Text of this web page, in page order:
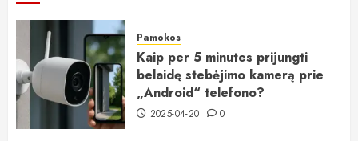
Pamokos
Kaip per 5 minutes prijungti
belaidę stebėjimo kamerą prie
„Android“ telefono?
2025-04-20 0